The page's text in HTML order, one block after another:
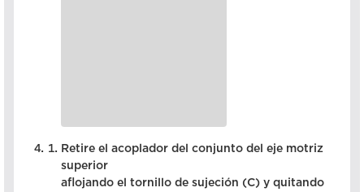
Retire el acoplador del conjunto del eje motriz
superior
aflojando el tornillo de sujeción (C) y quitando